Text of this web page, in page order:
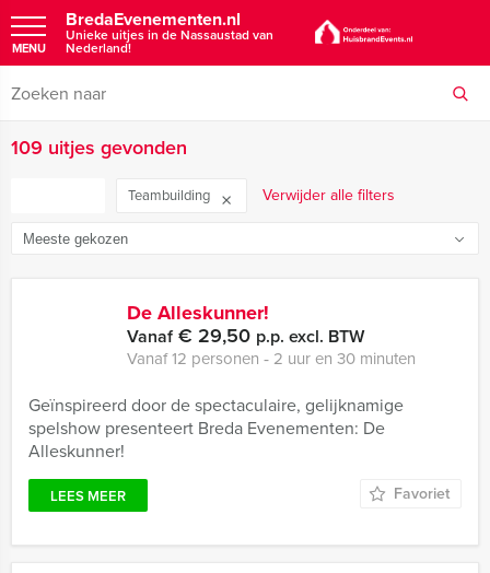
BredaEvenementen.nl
Unieke uitjes in de Nassaustad van
Nederland!
MENU
109 uitjes gevonden
Teambuilding Verwijder alle filters
De Alleskunner!
Vanaf€ 29,50 p.p. excl. BTW
Vanaf 12 personen ‐ 2 uur en 30 minuten
Geïnspireerd door de spectaculaire, gelijknamige
spelshow presenteert Breda Evenementen: De
Alleskunner!
LEES MEER Favoriet